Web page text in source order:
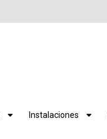
Instalaciones